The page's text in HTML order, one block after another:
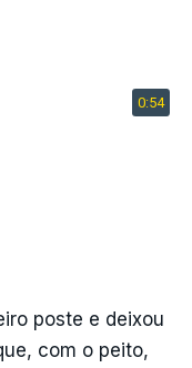
poste e deixou
com o peito,